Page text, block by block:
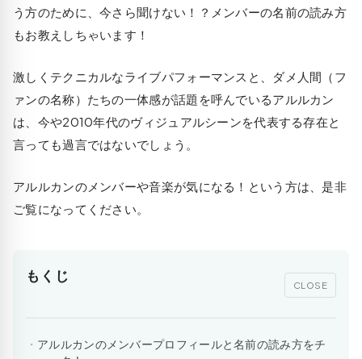
う方のために、今さら聞けない！？メンバーの名前の読み方
もお教えしちゃいます！
激しくテクニカルなライブパフォーマンスと、ダメ人間（フ
ァンの名称）たちの一体感が話題を呼んでいるアルルカン
は、今や2010年代のヴィジュアルシーンを代表する存在と
言っても過言ではないでしょう。
アルルカンのメンバーや音楽が気になる！という方は、是非
ご覧になってください。
もくじ
CLOSE
アルルカンのメンバープロフィールと名前の読み方をチ